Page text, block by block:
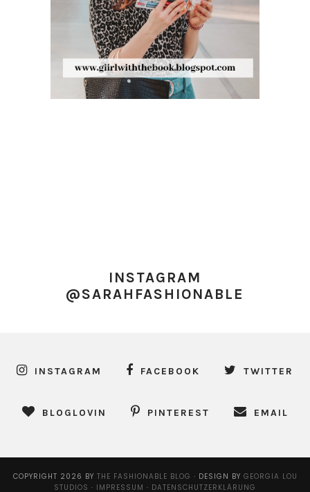
INSTAGRAM
@SARAHFASHIONABLE
INSTAGRAM FACEBOOK TWITTER
BLOGLOVIN PINTEREST EMAIL
COPYRIGHT 2026 BY THE FASHIONABLE BLOG · DESIGN BY GEORGIA LOU
STUDIOS · IMPRESSUM · DATENSCHUTZERKLÄRUNG